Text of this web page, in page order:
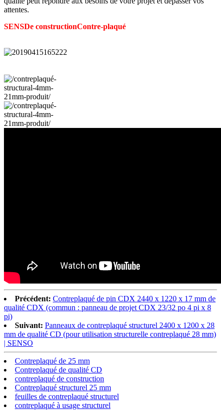
attentes.
SENSDe constructionContre-plaqué
Précédent: Contreplaqué de pin CDX 2440 x 1220 x 17 mm de
qualité CDX (commun : panneau de projet CDX 23/32 po 4 pi x 8
pi)
Suivant: Panneaux de contreplaqué structurel 2400 x 1200 x 28
mm de qualité CD (pour utilisation structurelle contreplaqué 28 mm)
| SENSO
Contreplaqué de 25 mm
Contreplaqué de qualité CD
contreplaqué de construction
Contreplaqué structurel 25 mm
feuilles de contreplaqué structurel
contreplaqué à usage structurel